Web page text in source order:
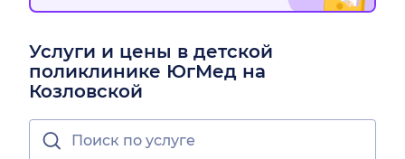
Услуги и цены в детской
поликлинике ЮгМед на
Козловской